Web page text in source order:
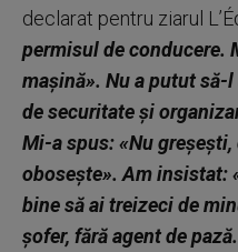
declarat pentru ziarul
permisul de conducere.
maşină». Nu a putut
de securitate şi
Mi-a spus: «Nu
oboseşte». Am insistat:
bine să ai treizeci de
şofer, fără agent de